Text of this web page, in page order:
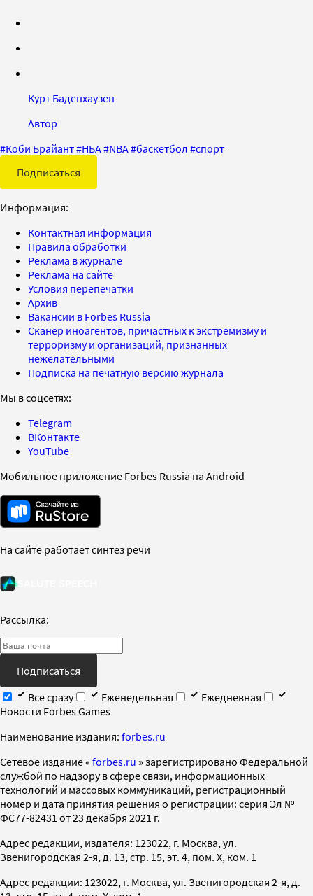
Курт Баденхаузен
Автор
#Коби Брайант#НБА#NBA#баскетбол #спорт
Подписаться
Информация:
Контактная информация
Правила обработки
Реклама в журнале
Реклама на сайте
Условия перепечатки
Архив
Вакансии в Forbes Russia
Сканер иноагентов, причастных к экстремизму и
терроризму и организаций, признанных
нежелательными
Подписка на печатную версию журнала
Мы в соцсетях:
Telegram
ВКонтакте
YouTube
Мобильное приложение Forbes Russia на Android
На сайте работает синтез речи
Рассылка:
Подписаться
Все сразу
Еженедельная
Ежедневная
Новости Forbes Games
Наименование издания: forbes.ru
Cетевое издание « forbes.ru » зарегистрировано Федеральной
службой по надзору в сфере связи, информационных
технологий и массовых коммуникаций, регистрационный
номер и дата принятия решения о регистрации: серия Эл №
ФС77-82431 от 23 декабря 2021 г.
Адрес редакции, издателя: 123022, г. Москва, ул.
Звенигородская 2-я, д. 13, стр. 15, эт. 4, пом. X, ком. 1
Адрес редакции: 123022, г. Москва, ул. Звенигородская 2-я, д.